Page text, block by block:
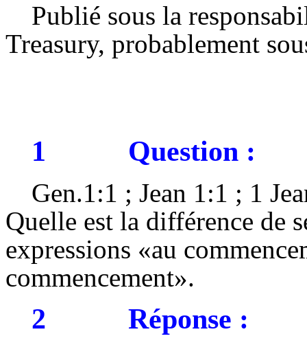
Publié sous la
Treasury, probablement
1 Question :
Gen.1:1 ; Jean 1:1 ; 1
Quelle est la différence de
expressions «au
commencement».
2 Réponse :